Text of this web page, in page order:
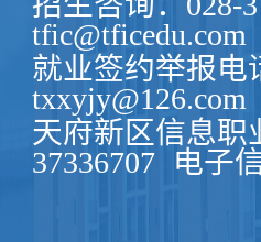
tfic@tficedu.com
就业签约举报电
txxyjy@126.com
天府新区信息职
37336707
电子